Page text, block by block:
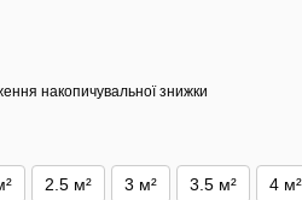
накопичувальної знижки
2.5 м² 3 м² 3.5 м² 4 м²